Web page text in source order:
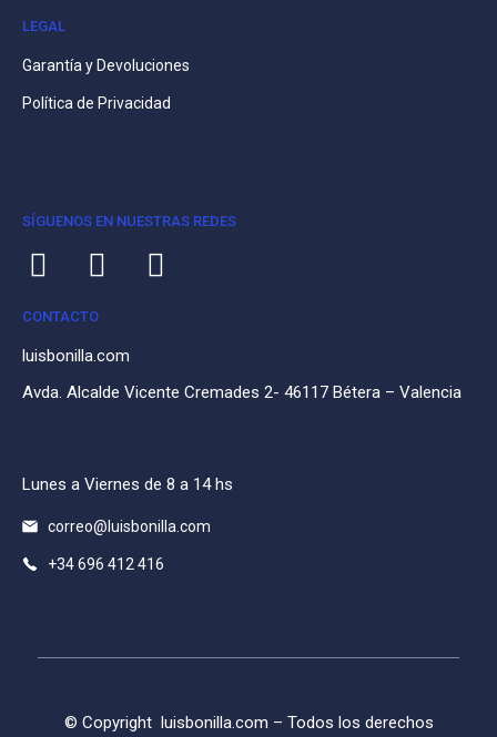
LEGAL
Garantía y Devoluciones
Política de Privacidad
SÍGUENOS EN NUESTRAS REDES
CONTACTO
luisbonilla.com
Avda. Alcalde Vicente Cremades 2- 46117 Bétera – Valencia
Lunes a Viernes de 8 a 14 hs
correo@luisbonilla.com
+34 696 412 416
© Copyright luisbonilla.com – Todos los derechos